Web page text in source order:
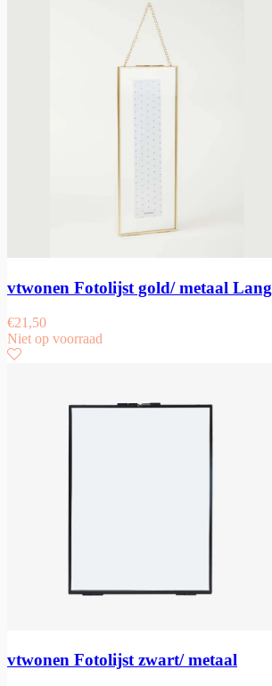
vtwonen Fotolijst gold/ metaal Lang
€21,50
Niet op voorraad
vtwonen Fotolijst zwart/ metaal